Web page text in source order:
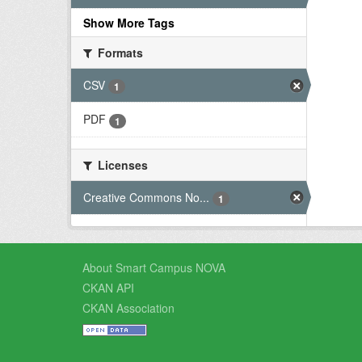
Show More Tags
Formats
CSV
1
PDF 1
Licenses
Creative Commons No...
1
About Smart Campus NOVA
CKAN API
CKAN Association